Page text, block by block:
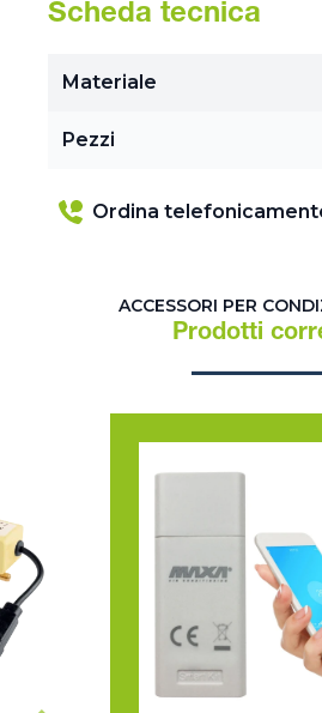
Scheda tecnica
Materiale
Pezzi
Ordina
ACCESSORI PER
Prodotti